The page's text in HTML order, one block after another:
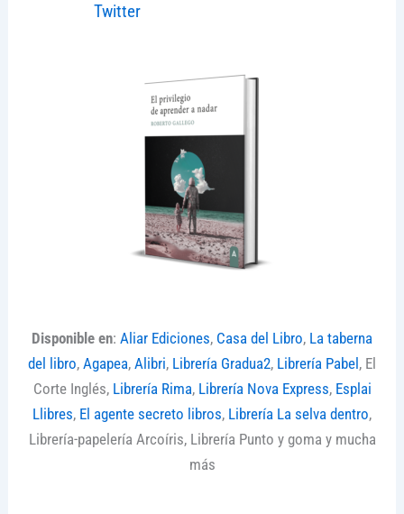
Twitter
Disponible en: Aliar Ediciones, Casa del Libro, La taberna
del libro, Agapea, Alibri, Librería Gradua2, Librería Pabel , El
Corte Inglés, Librería Rima, Librería Nova Express, Esplai
Llibres, El agente secreto libros, Librería La selva dentro,
Librería-papelería Arcoíris, Librería Punto y goma y mucha
más